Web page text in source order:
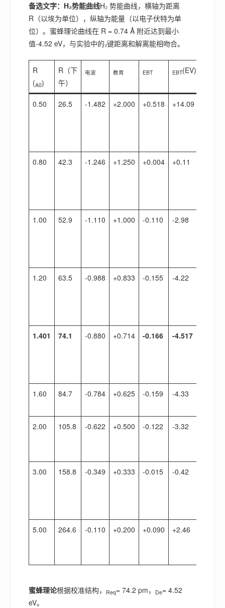
备选文字：H₂势能曲线H₂ 势能曲线，横轴为距离
R（以埃为单位），纵轴为能量（以电子伏特为单
位）。蜜蜂理论曲线在 R = 0.74 Å 附近达到最小
值-4.52 eV，与实验中的₂键距离和解离能相吻合。
R
(A0)
R（下
午）
电波 教育 EBT EBT(EV)
0.50 26.5 -1.482 +2.000 +0.518 +14.09
0.80
42.3 -1.246 +1.250 +0.004 +0.11
1.00
52.9 -1.110 +1.000 -0.110 -2.98
1.20
63.5 -0.988 +0.833 -0.155 -4.22
1.401
74.1 -0.880 +0.714 -0.166 -4.517
1.60
84.7 -0.784 +0.625 -0.159 -4.33
2.00
105.8 -0.622 +0.500 -0.122 -3.32
3.00
158.8 -0.349 +0.333 -0.015 -0.42
5.00
264.6 -0.110 +0.200 +0.090 +2.46
蜜蜂理论根据校准结构， Req= 74.2 pm， De= 4.52
eV。